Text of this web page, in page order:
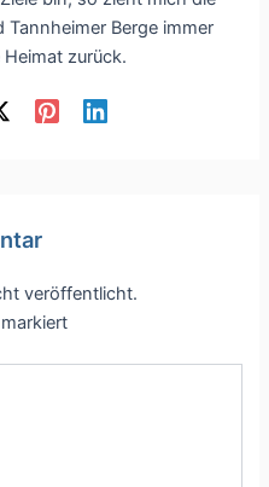
Tannheimer Berge immer
zurück.
veröffentlicht.
markiert